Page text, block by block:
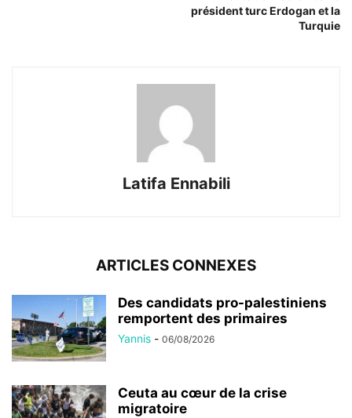
président turc Erdogan et la
Turquie
Latifa Ennabili
ARTICLES CONNEXES
Des candidats pro-palestiniens
remportent des primaires
Yannis - 06/08/2026
Ceuta au cœur de la crise
migratoire